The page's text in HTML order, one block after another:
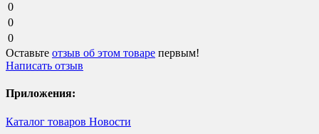
0
0
0
Оставьте отзыв об этом товаре первым!
Написать отзыв
Приложения:
Каталог товаров Новости